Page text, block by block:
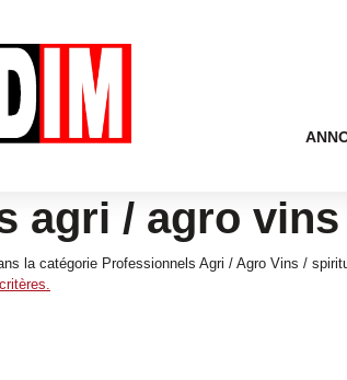
agri / agro
la catégorie Professionnels Agri / Agro Vins /